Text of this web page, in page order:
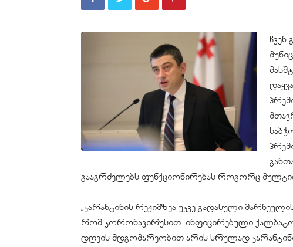
ჩვენ
გააგრძელებს ფუნქციონირებას როგორც
„კარანტინის რეჟიმზეა უკვე გადასული
რომ კორონავირუსით ინფიცირებული
დღეის მდგომარეობით არის სრულად